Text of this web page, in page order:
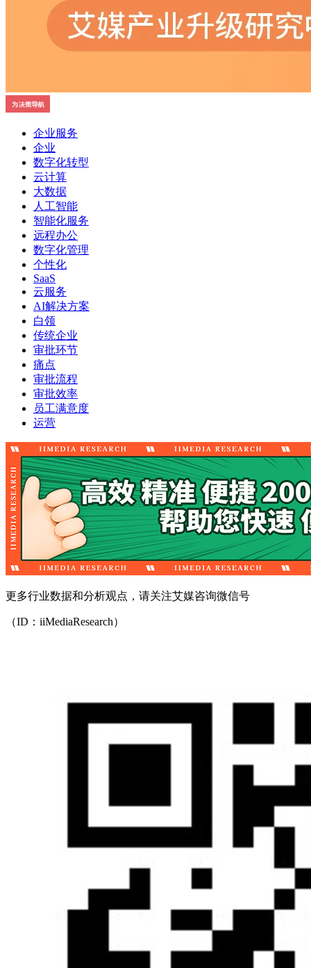
企业服务
企业
数字化转型
云计算
大数据
人工智能
智能化服务
远程办公
数字化管理
个性化
SaaS
云服务
AI解决方案
白领
传统企业
审批环节
痛点
审批流程
审批效率
员工满意度
运营
更多行业数据和分析观点，请关注艾媒咨询微信号
（ID：iiMediaResearch）